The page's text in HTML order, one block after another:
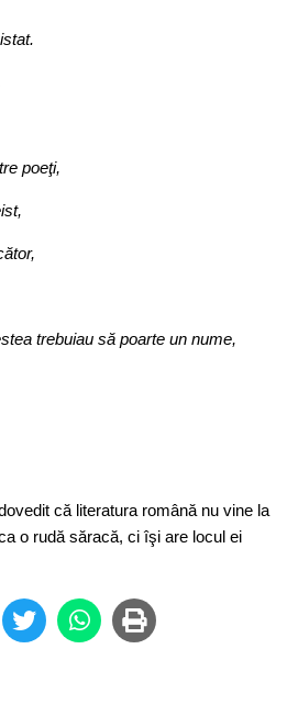
poeţi,
trebuiau să poarte un nume,
că literatura română nu vine la
o rudă săracă, ci îşi are locul ei